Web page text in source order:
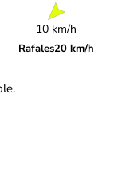
10 km/h
Rafales20 km/h